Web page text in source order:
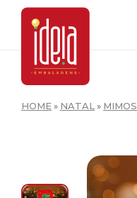
HOME» NATAL » MIMOS